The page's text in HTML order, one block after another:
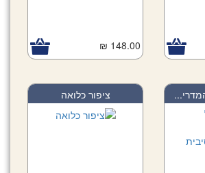
148.00 ₪
ציפור כלואה